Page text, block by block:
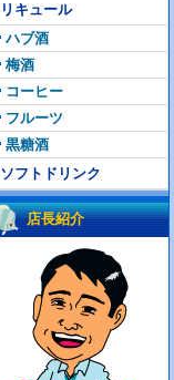
リキュール
ハブ酒
梅酒
コーヒー
フルーツ
黒糖酒
ソフトドリンク
店長紹介